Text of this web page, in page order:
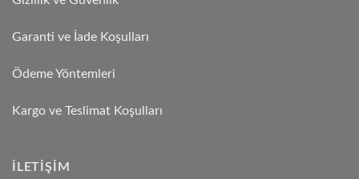
Garanti ve İade Koşulları
Ödeme Yöntemleri
Kargo ve Teslimat Koşulları
İLETIŞIM